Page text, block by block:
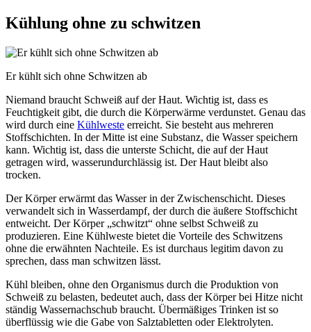
Kühlung ohne zu schwitzen
Er kühlt sich ohne Schwitzen ab
Niemand braucht Schweiß auf der Haut. Wichtig ist, dass es
Feuchtigkeit gibt, die durch die Körperwärme verdunstet. Genau das
wird durch eine Kühlweste erreicht. Sie besteht aus mehreren
Stoffschichten. In der Mitte ist eine Substanz, die Wasser speichern
kann. Wichtig ist, dass die unterste Schicht, die auf der Haut
getragen wird, wasserundurchlässig ist. Der Haut bleibt also
trocken.
Der Körper erwärmt das Wasser in der Zwischenschicht. Dieses
verwandelt sich in Wasserdampf, der durch die äußere Stoffschicht
entweicht. Der Körper „schwitzt“ ohne selbst Schweiß zu
produzieren. Eine Kühlweste bietet die Vorteile des Schwitzens
ohne die erwähnten Nachteile. Es ist durchaus legitim davon zu
sprechen, dass man schwitzen lässt.
Kühl bleiben, ohne den Organismus durch die Produktion von
Schweiß zu belasten, bedeutet auch, dass der Körper bei Hitze nicht
ständig Wassernachschub braucht. Übermäßiges Trinken ist so
überflüssig wie die Gabe von Salztabletten oder Elektrolyten.